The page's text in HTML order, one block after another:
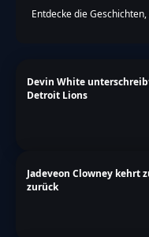
Entdecke die
Devin White
Detroit Lions
Jadeveon Clowney kehrt
zurück